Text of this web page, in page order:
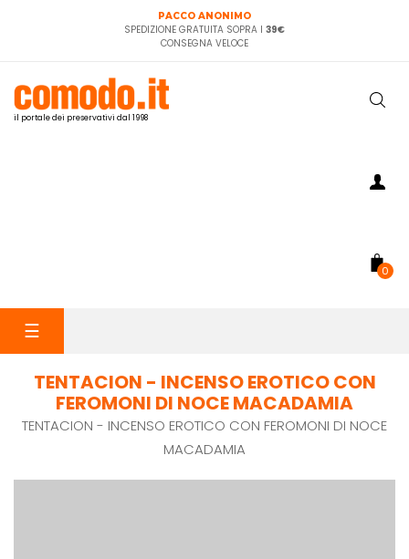
PACCO ANONIMO
SPEDIZIONE GRATUITA SOPRA I 39€
CONSEGNA VELOCE
il portale dei preservativi dal 1998
0
navigazione
☰
TENTACION - INCENSO EROTICO CON
FEROMONI DI NOCE MACADAMIA
TENTACION - INCENSO EROTICO CON FEROMONI DI NOCE
MACADAMIA